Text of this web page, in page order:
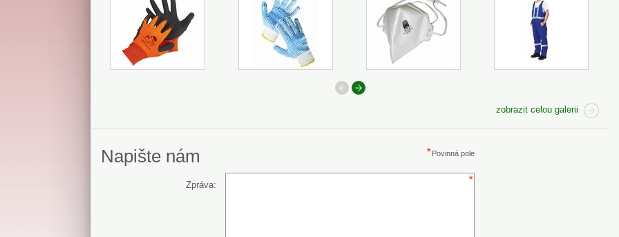
předchozí
další
zobrazit celou galerii
Napište nám Povinná pole
Zpráva: